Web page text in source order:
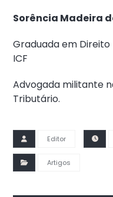
Sorência Madeira
Graduada em
ICF
Advogada militante
Tributário.
Editor
Artigos